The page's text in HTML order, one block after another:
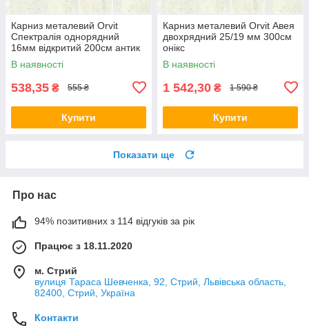
Карниз металевий Orvit
Спектралія однорядний
16мм відкритий 200см антик
В наявності
538,35 ₴ 555 ₴
Купити
Карниз металевий Orvit Авея
двохрядний 25/19 мм 300см
онікс
В наявності
1 542,30 ₴ 1 590 ₴
Купити
Показати ще
Про нас
94% позитивних з 114 відгуків за рік
Працює з 18.11.2020
м. Стрий
вулиця Тараса Шевченка, 92, Стрий, Львівська область,
82400, Стрий, Україна
Контакти